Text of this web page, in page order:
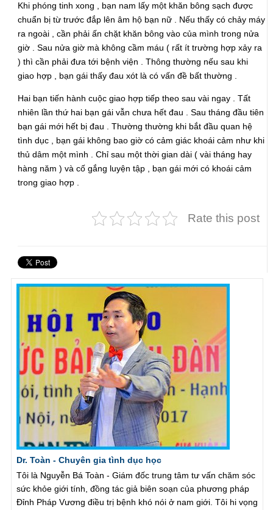
Khi phóng tinh xong , bạn nam lấy một khăn bông sạch được
chuẩn bị từ trước đắp lên âm hộ bạn nữ . Nếu thấy có chảy máy
ra ngoài , cần phải ấn chặt khăn bông vào của mình trong nửa
giờ . Sau nửa giờ mà không cầm máu ( rất ít trường hợp xảy ra
) thì cần phải đưa tới bệnh viện . Thông thường nếu sau khi
giao hợp , bạn gái thấy đau xót là có vấn đề bất thường .
Hai bạn tiến hành cuộc giao hợp tiếp theo sau vài ngay . Tất
nhiên lần thứ hai bạn gái vẫn chưa hết đau . Sau tháng đầu tiên
bạn gái mới hết bị đau . Thường thường khi bắt đầu quan hệ
tình dục , bạn gái không bao giờ có cảm giác khoái cảm như khi
thủ dâm một mình . Chỉ sau một thời gian dài ( vài tháng hay
hàng năm ) và cố gắng luyện tập , bạn gái mới có khoái cảm
trong giao hợp .
Rate this post
Dr. Toàn - Chuyên gia tình dục học
Tôi là Nguyễn Bá Toàn - Giám đốc trung tâm tư vấn chăm sóc
sức khỏe giới tính, đồng tác giả biên soạn của phương pháp
Đỉnh Pháp Vương điều trị bệnh khó nói ở nam giới. Tôi hi vọng